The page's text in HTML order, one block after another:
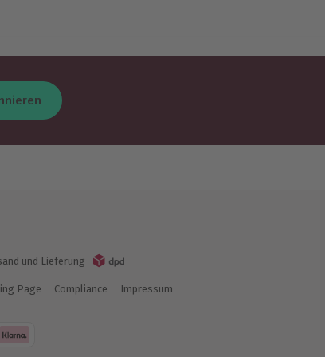
und Lieferung
Page Compliance Impressum